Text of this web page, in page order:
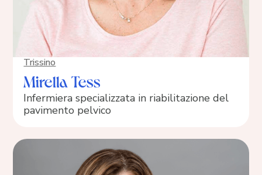
Trissino
Mirella Tess
Infermiera specializzata in riabilitazione del
pavimento pelvico